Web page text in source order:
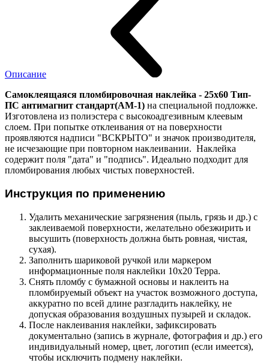
Описание
Самоклеящаяся пломбировочная наклейка - 25х60 Тип-
ПС антимагнит стандарт(АМ-1) на специальной подложке.
Изготовлена из полиэстера с высокоадгезивным клеевым
слоем. При попытке отклеивания от на поверхности
проявляются надписи "ВСКРЫТО" и значок производителя,
не исчезающие при повторном наклеивании. Наклейка
содержит поля "дата" и "подпись". Идеально подходит для
пломбирования любых чистых поверхностей.
Инструкция по применению
Удалить механические загрязнения (пыль, грязь и др.) с
заклеиваемой поверхности, желательно обезжирить и
высушить (поверхность должна быть ровная, чистая,
сухая).
Заполнить шариковой ручкой или маркером
информационные поля наклейки 10х20 Терра.
Снять пломбу с бумажной основы и наклеить на
пломбируемый объект на участок возможного доступа,
аккуратно по всей длине разгладить наклейку, не
допуская образования воздушных пузырей и складок.
После наклеивания наклейки, зафиксировать
документально (запись в журнале, фотография и др.) его
индивидуальный номер, цвет, логотип (если имеется),
чтобы исключить подмену наклейки.